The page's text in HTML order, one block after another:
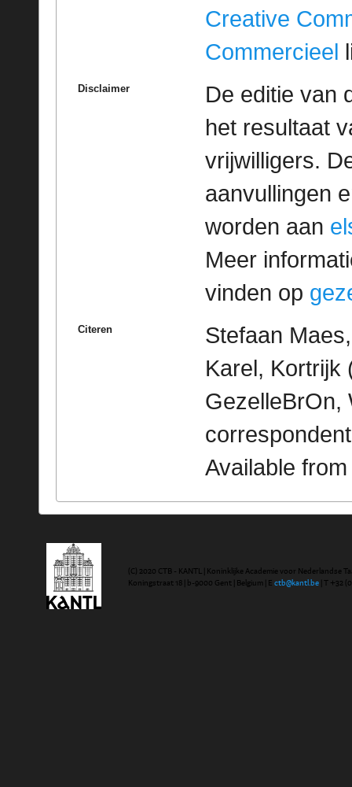
Creative
Commercieel
Disclaimer
De editie van
het resultaat
vrijwilligers.
aanvullingen
worden aan
Meer
vinden op
Citeren
Stefaan
Karel, Kortrijk
GezelleBrOn,
Available
(C) 2020 CTB - KANTL | Koninklijke Academie voor Nederlandse
Koningstraat 18 | b-9000 Gent | Belgium | E ctb@kantl.be | T +32